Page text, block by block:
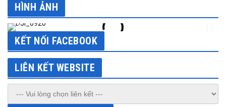
HÌNH ẢNH
KẾT NỐI FACEBOOK
LIÊN KẾT WEBSITE